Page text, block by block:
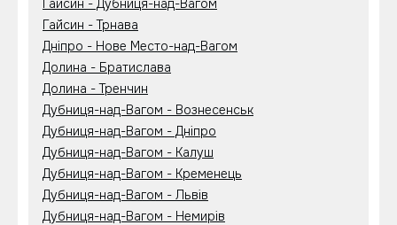
Гайсин - Дубниця-над-Вагом
Гайсин - Трнава
Дніпро - Нове Место-над-Вагом
Долина - Братислава
Долина - Тренчин
Дубниця-над-Вагом - Вознесенськ
Дубниця-над-Вагом - Дніпро
Дубниця-над-Вагом - Калуш
Дубниця-над-Вагом - Кременець
Дубниця-над-Вагом - Львів
Дубниця-над-Вагом - Немирів